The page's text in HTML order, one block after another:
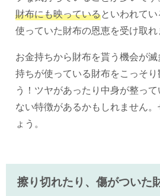
財布にも映っているといわれて
使っていた財布の恩恵を受け取れ
お金持ちから財布を貰う機会が
持ちが使っている財布をこっそ
う！ツヤがあったり中身が整っ
ない特徴があるかもしれません
ょう。
擦り切れたり、傷がついた